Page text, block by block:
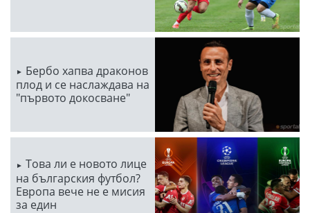
Бербо хапва драконов
плод и се наслаждава на
"първото докосване"
Това ли е новото лице
на българския футбол?
Европа вече не е мисия
за един